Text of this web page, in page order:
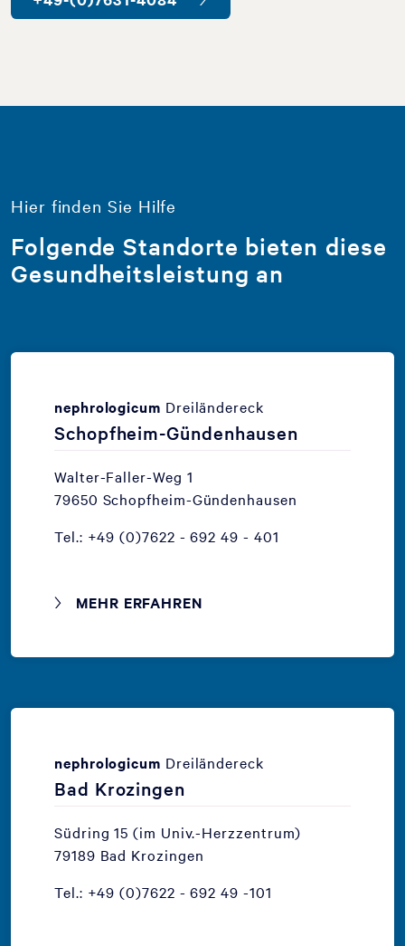
Hier finden Sie Hilfe
Folgende Standorte bieten diese
Gesundheitsleistung an
nephrologicum Dreiländereck
Schopfheim-Gündenhausen
Walter-Faller-Weg 1
79650 Schopfheim-Gündenhausen
Tel.: +49 (0)7622 - 692 49 - 401
MEHR ERFAHREN
nephrologicum Dreiländereck
Bad Krozingen
Südring 15 (im Univ.-Herzzentrum)
79189 Bad Krozingen
Tel.: +49 (0)7622 - 692 49 -101